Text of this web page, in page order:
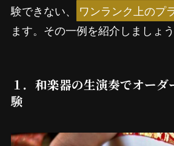
験できない、
ワンランク上のプ
ます。その一例を紹介しましょう
１．和楽器の生演奏でオー
験